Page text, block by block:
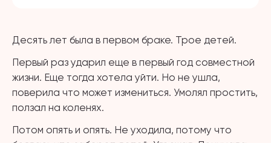
Десять лет была в первом браке. Трое детей.
Первый раз ударил еще в первый год совместной
жизни. Еще тогда хотела уйти. Но не ушла,
поверила что может измениться. Умолял простить,
ползал на коленях.
Потом опять и опять. Не уходила, потому что